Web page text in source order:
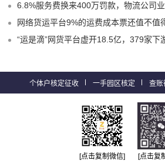
6.8%服务费换来400万罚款，物流公司业务真实、用网络货运
网络货运平台9%的运费成本票还值不值得用？为什么
“运是滴”网货平台虚开18.5亿，379家下游物流企业被牵连！物
个体户核定征收 一手园区核定 查账
[点击复制微信] [点击复